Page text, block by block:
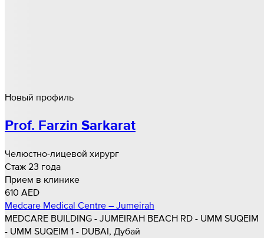
Новый профиль
Prof. Farzin Sarkarat
Челюстно-лицевой хирург
Стаж 23 года
Прием в клинике
610 AED
Medcare Medical Centre – Jumeirah
MEDCARE BUILDING - JUMEIRAH BEACH RD - UMM SUQEIM
- UMM SUQEIM 1 - DUBAI, Дубай